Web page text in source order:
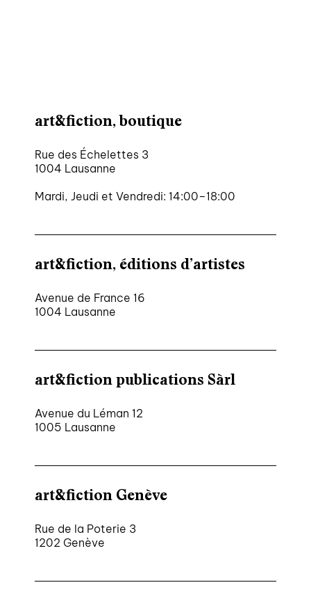
art&fiction, boutique
Rue des Échelettes 3
1004 Lausanne
Mardi, Jeudi et Vendredi: 14:00–18:00
art&fiction, éditions d’artistes
Avenue de France 16
1004 Lausanne
art&fiction publications Sàrl
Avenue du Léman 12
1005 Lausanne
art&fiction Genève
Rue de la Poterie 3
1202 Genève